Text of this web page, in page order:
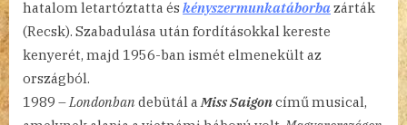
hatalom letartóztatta és kényszermunkatáborbazárták
(Recsk). Szabadulása után fordításokkal kereste
kenyerét, majd 1956-ban ismét elmenekült az
országból.
1989 – Londonban debütál a Miss Saigoncímű musical,